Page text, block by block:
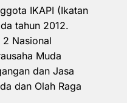
IKAPI (Ikatan
tahun 2012.
Nasional
Muda
dan Jasa
dan Olah Raga